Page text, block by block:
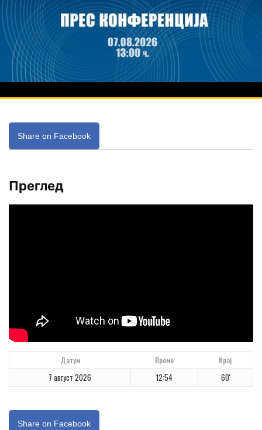
Share on Facebook
Преглед
Датум Време Крај
7 август 2026 12:54 60'
Share on Facebook